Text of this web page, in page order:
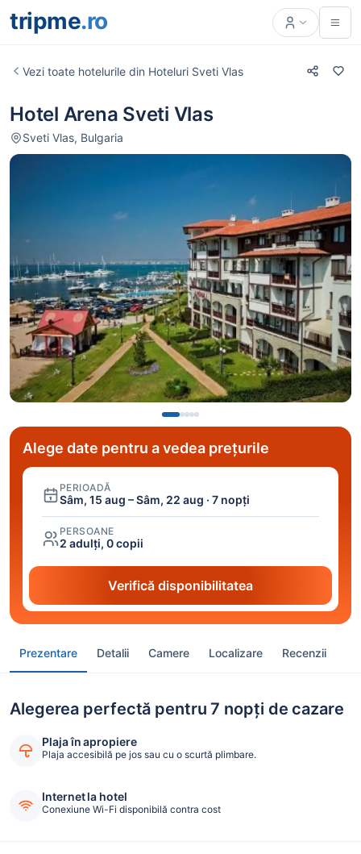
tripme.ro
Alege date pentru a vedea prețurile
PERIOADĂ
Sâm, 15 aug – Sâm, 22 aug · 7 nopți
PERSOANE
2 adulți, 0 copii
Verifică disponibilitatea
Vezi toate hotelurile din Hoteluri Sveti Vlas
Prezentare Detalii Camere Localizare Recenzii
Hotel Arena Sveti Vlas
Sveti Vlas, Bulgaria
Alegerea perfectă pentru 7 nopți de cazare
Plaja în apropiere
Plaja accesibilă pe jos sau cu o scurtă plimbare.
Internet la hotel
Conexiune Wi-Fi disponibilă contra cost